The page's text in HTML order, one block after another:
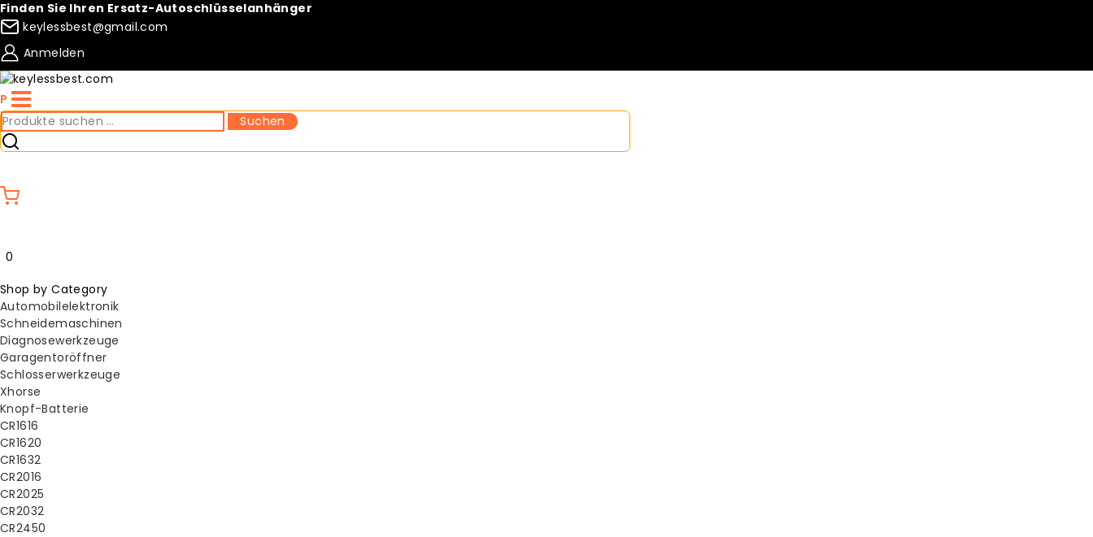
Skip
to
content
Finden Sie Ihren Ersatz-Autoschlüsselanhänger
keylessbest@gmail.com
Anmelden
P
Suche
nach:
Suchen
0
Shop by Category
Automobilelektronik
Schneidemaschinen
Diagnosewerkzeuge
Garagentoröffner
Schlosserwerkzeuge
Xhorse
Knopf-Batterie
CR1616
CR1620
CR1632
CR2016
CR2025
CR2032
CR2450